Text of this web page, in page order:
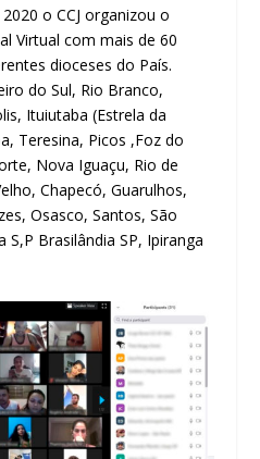
o CCJ organizou o
Virtual com mais de 60
dioceses do País.
do Sul, Rio Branco,
Ituiutaba (Estrela da
Teresina, Picos ,Foz do
Nova Iguaçu, Rio de
Chapecó, Guarulhos,
Osasco, Santos, São
S,P Brasilândia SP, Ipiranga